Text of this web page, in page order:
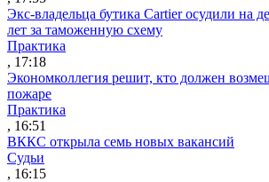
Экс-владельца бутика Cartier осудили на
лет за таможенную схему
Практика
, 17:18
Экономколлегия решит, кто должен
пожаре
Практика
, 16:51
ВККС открыла семь новых вакансий
Судьи
, 16:15